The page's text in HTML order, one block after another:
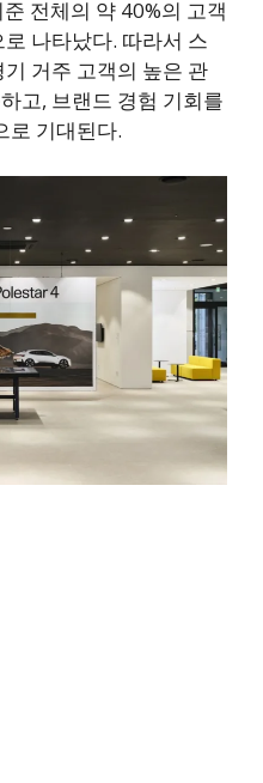
전체의 약 40%의 고객
나타났다. 따라서 스
거주 고객의 높은 관
고, 브랜드 경험 기회를
로 기대된다.